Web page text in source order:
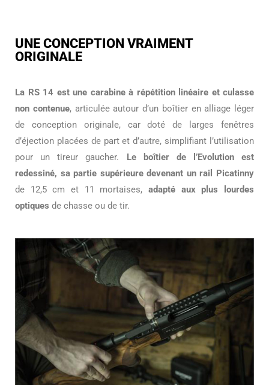
UNE CONCEPTION VRAIMENT
ORIGINALE
La RS 14 est une carabine à répétition linéaire et culasse
non contenue, articulée autour d’un boîtier en alliage léger
de conception originale, car doté de larges fenêtres
d’éjection placées de part et d’autre, simplifiant l’utilisation
pour un tireur gaucher. Le boîtier de l’Evolution est
redessiné, sa partie supérieure devenant un rail Picatinny
de 12,5 cm et 11 mortaises, adapté aux plus lourdes
optiques de chasse ou de tir.